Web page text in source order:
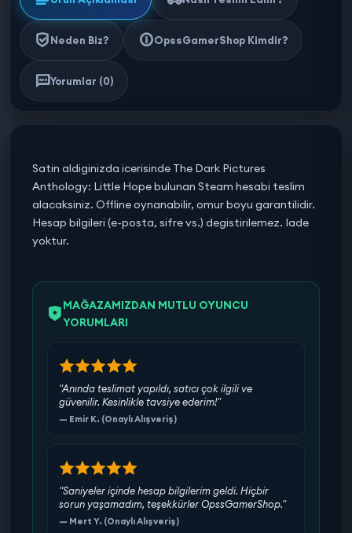
Neden Biz? OpssGamerShop Kimdir?
Yorumlar (0)
Satin aldiginizda icerisinde The Dark Pictures
Anthology: Little Hope bulunan Steam hesabi teslim
alacaksiniz. Offline oynanabilir, omur boyu garantilidir.
Hesap bilgileri (e-posta, sifre vs.) degistirilemez. Iade
yoktur.
MAĞAZAMIZDAN MUTLU OYUNCU
YORUMLARI
"Anında teslimat yapıldı, satıcı çok ilgili ve
güvenilir. Kesinlikle tavsiye ederim!"
— Emir K. (Onaylı Alışveriş)
"Saniyeler içinde hesap bilgilerim geldi. Hiçbir
sorun yaşamadım, teşekkürler OpssGamerShop."
— Mert Y. (Onaylı Alışveriş)